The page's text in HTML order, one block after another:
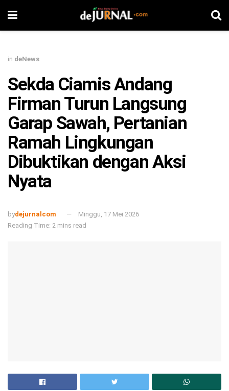
in deNews
Sekda Ciamis Andang
Firman Turun Langsung
Garap Sawah, Pertanian
Ramah Lingkungan
Dibuktikan dengan Aksi
Nyata
bydejurnalcom
Minggu, 17 Mei 2026
Reading Time: 2 mins read